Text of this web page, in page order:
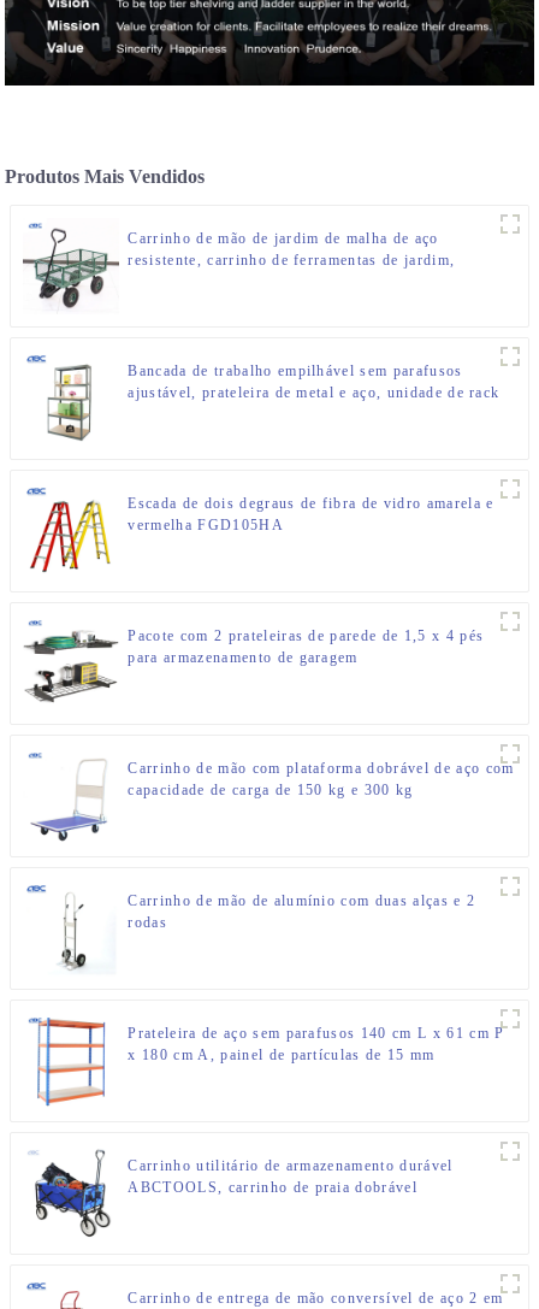
Produtos Mais Vendidos
Carrinho de mão de jardim de malha de aço
resistente, carrinho de ferramentas de jardim,
Bancada de trabalho empilhável sem parafusos
ajustável, prateleira de metal e aço, unidade de rack
Escada de dois degraus de fibra de vidro amarela e
vermelha FGD105HA
Pacote com 2 prateleiras de parede de 1,5 x 4 pés
para armazenamento de garagem
Carrinho de mão com plataforma dobrável de aço com
capacidade de carga de 150 kg e 300 kg
Carrinho de mão de alumínio com duas alças e 2
rodas
Prateleira de aço sem parafusos 140 cm L x 61 cm P
x 180 cm A, painel de partículas de 15 mm
Carrinho utilitário de armazenamento durável
ABCTOOLS, carrinho de praia dobrável
Carrinho de entrega de mão conversível de aço 2 em